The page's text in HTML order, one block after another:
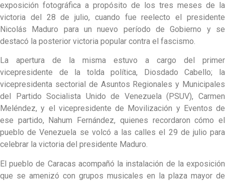
exposición fotográfica a propósito de los tres meses de la
victoria del 28 de julio, cuando fue reelecto el presidente
Nicolás Maduro para un nuevo período de Gobierno y se
destacó la posterior victoria popular contra el fascismo.
La apertura de la misma estuvo a cargo del primer
vicepresidente de la tolda política, Diosdado Cabello; la
vicepresidenta sectorial de Asuntos Regionales y Municipales
del Partido Socialista Unido de Venezuela (PSUV), Carmen
Meléndez, y el vicepresidente de Movilización y Eventos de
ese partido, Nahum Fernández, quienes recordaron cómo el
pueblo de Venezuela se volcó a las calles el 29 de julio para
celebrar la victoria del presidente Maduro.
El pueblo de Caracas acompañó la instalación de la exposición
que se amenizó con grupos musicales en la plaza mayor de